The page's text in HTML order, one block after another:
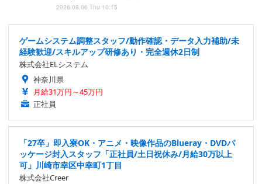
2026.08.06 Thu 10:15
ゲームシステム調整スタッフ/動作確認・データ入力補助/未
経験歓迎/スキルアップ研修あり・完全週休2日制
株式会社ELシステム
神奈川県
月給31万円～45万円
正社員
「27卒」即入寮OK・アニメ・映像作品のBlueray・DVDパ
ッケージ封入スタッフ「正社員/土日祝休み/月給30万以上
可」川崎市幸区中幸町1丁目
株式会社Creer